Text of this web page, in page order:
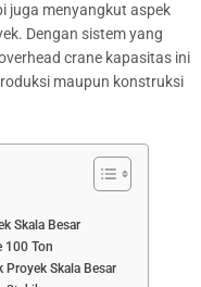
juga menyangkut aspek
Dengan sistem yang
crane kapasitas ini
maupun konstruksi
Skala Besar
100 Ton
Proyek Skala Besar